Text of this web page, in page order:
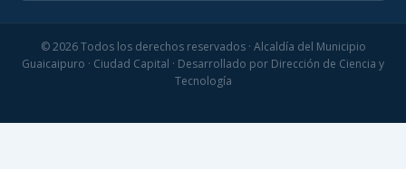
© 2026 Todos los derechos reservados · Alcaldía del Municipio
Guaicaipuro · Ciudad Capital · Desarrollado por Dirección de Ciencia y
Tecnología